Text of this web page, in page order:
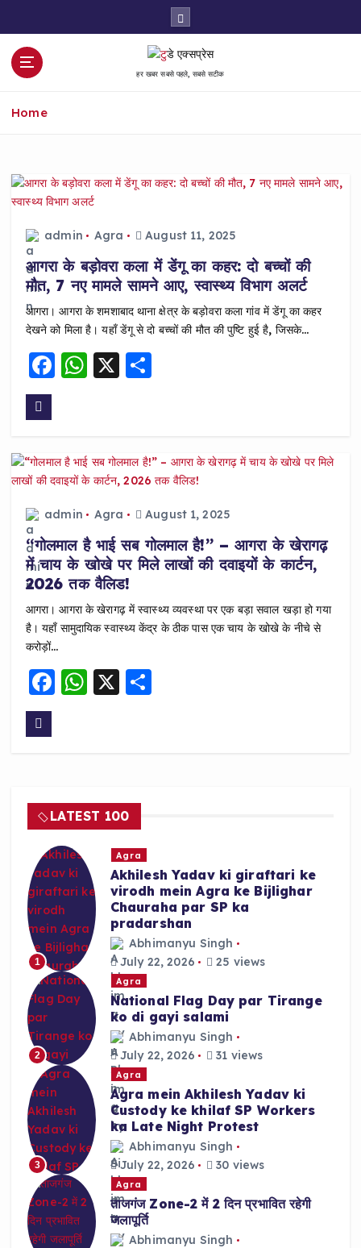
हर खबर सबसे पहले, सबसे सटीक
Home
admin Agra August 11, 2025
आगरा के बड़ोवरा कला में डेंगू का कहर: दो बच्चों की
मौत, 7 नए मामले सामने आए, स्वास्थ्य विभाग अलर्ट
आगरा। आगरा के शमशाबाद थाना क्षेत्र के बड़ोवरा कला गांव में डेंगू का कहर
देखने को मिला है। यहाँ डेंगू से दो बच्चों की मौत की पुष्टि हुई है, जिसके…
F
b
o
o
k
W
A
p
p
X S
admin Agra August 1, 2025
“गोलमाल है भाई सब गोलमाल है!” – आगरा के खेरागढ़
में चाय के खोखे पर मिले लाखों की दवाइयों के कार्टन,
2026 तक वैलिड!
आगरा। आगरा के खेरागढ़ में स्वास्थ्य व्यवस्था पर एक बड़ा सवाल खड़ा हो गया
है। यहाँ सामुदायिक स्वास्थ्य केंद्र के ठीक पास एक चाय के खोखे के नीचे से
करोड़ों…
F
o
o
k
W
p
p
X S
LATEST 100
1
Agra
Akhilesh Yadav ki giraftari ke
virodh mein Agra ke Bijlighar
Chauraha par SP ka
pradarshan
Abhimanyu Singh
July 22, 2026
25 views
2
Agra
National Flag Day par Tirange
ko di gayi salami
Abhimanyu Singh
July 22, 2026
31 views
3
Agra
Agra mein Akhilesh Yadav ki
Custody ke khilaf SP Workers
ka Late Night Protest
Abhimanyu Singh
July 22, 2026
30 views
Agra
ताजगंज Zone-2 में 2 दिन प्रभावित रहेगी
जलापूर्ति
Abhimanyu Singh